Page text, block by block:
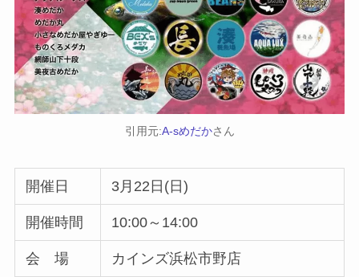
引用元:A-sめだかさん
開催日 3月22日(日)
開催時間 10:00～14:00
会 場 カインズ浜松市野店